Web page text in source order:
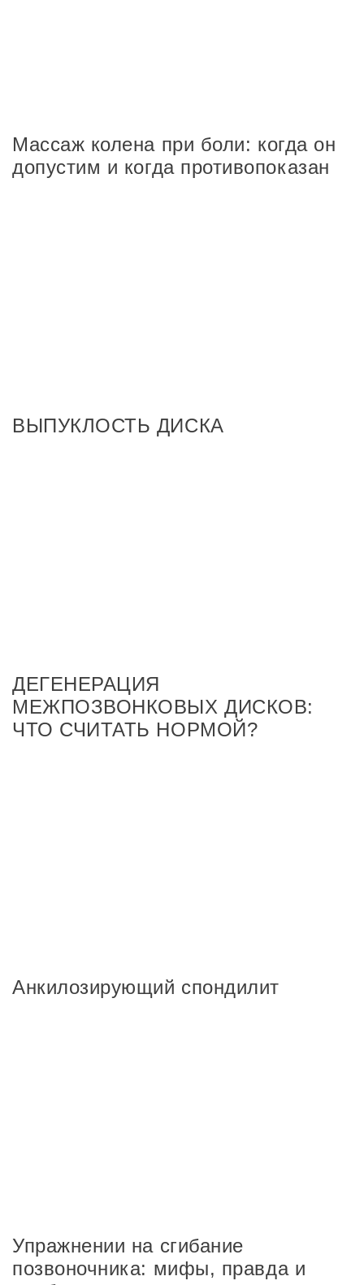
Массаж колена при боли: когда он
допустим и когда противопоказан
ВЫПУКЛОСТЬ ДИСКА
ДЕГЕНЕРАЦИЯ
МЕЖПОЗВОНКОВЫХ ДИСКОВ:
ЧТО СЧИТАТЬ НОРМОЙ?
Анкилозирующий спондилит
Упражнении на сгибание
позвоночника: мифы, правда и